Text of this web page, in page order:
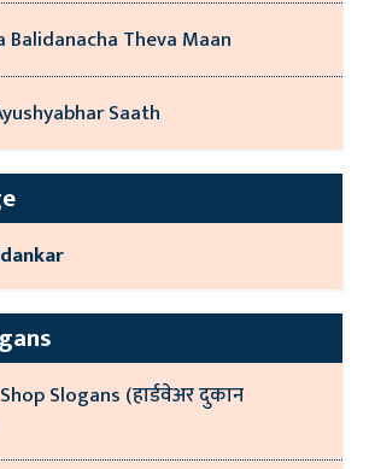
Balidanacha Theva Maan
Saath
Slogans (हार्डवेअर दुकान